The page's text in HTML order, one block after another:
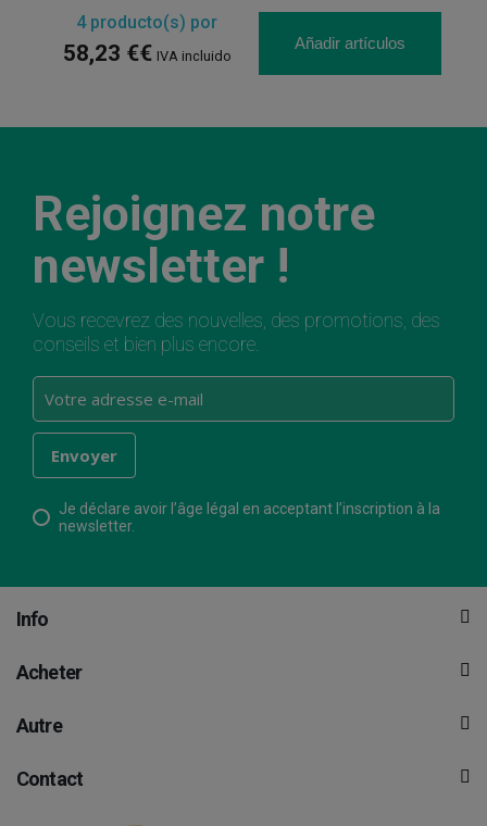
4producto(s) por
58,23 €€ IVA incluido
Añadir artículos
Rejoignez notre
newsletter !
Vous recevrez des nouvelles, des promotions, des
conseils et bien plus encore.
Je déclare avoir l’âge légal en acceptant l’inscription à la
newsletter.
Info
Acheter
Autre
Contact